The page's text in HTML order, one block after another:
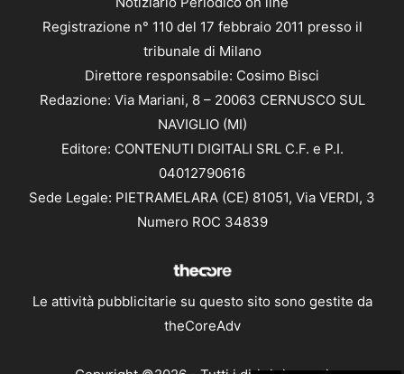
Registrazione n° 110 del 17 febbraio 2011 presso il
tribunale di Milano
Direttore responsabile: Cosimo Bisci
Redazione: Via Mariani, 8 – 20063 CERNUSCO SUL
NAVIGLIO (MI)
Editore: CONTENUTI DIGITALI SRL C.F. e P.I.
04012790616
Sede Legale: PIETRAMELARA (CE) 81051, Via VERDI, 3
Numero ROC 34839
Le attività pubblicitarie su questo sito sono gestite da
theCoreAdv